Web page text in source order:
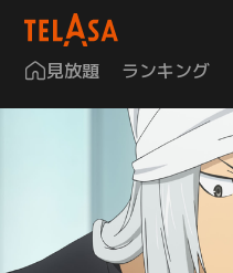
見放題 ランキング